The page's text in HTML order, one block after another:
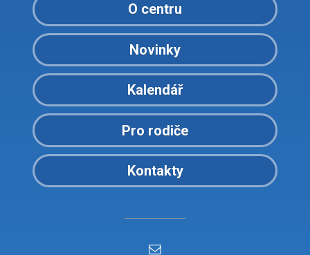
O centru
Novinky
Kalendář
Pro rodiče
Kontakty